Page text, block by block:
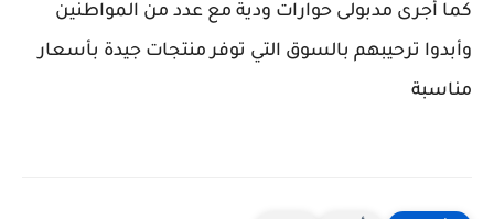
كما أجرى مدبولى حوارات ودية مع عدد من المواطنين
وأبدوا ترحيبهم بالسوق التي توفر منتجات جيدة بأسعار
مناسبة